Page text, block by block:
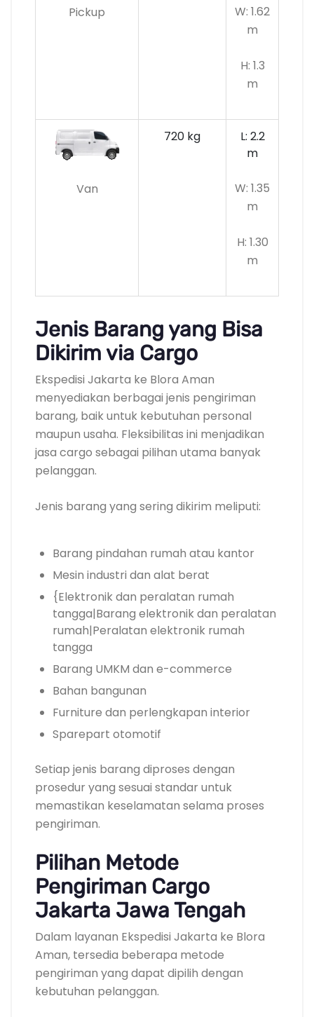
Pickup
W: 1.62
m
H: 1.3
m
Van
720 kg
L: 2.2
m
W: 1.35
m
H: 1.30
m
Jenis Barang yang Bisa
Dikirim via Cargo
Ekspedisi Jakarta ke Blora Aman
menyediakan berbagai jenis pengiriman
barang, baik untuk kebutuhan personal
maupun usaha. Fleksibilitas ini menjadikan
jasa cargo sebagai pilihan utama banyak
pelanggan.
Jenis barang yang sering dikirim meliputi:
Barang pindahan rumah atau kantor
Mesin industri dan alat berat
{Elektronik dan peralatan rumah
tangga|Barang elektronik dan peralatan
rumah|Peralatan elektronik rumah
tangga
Barang UMKM dan e-commerce
Bahan bangunan
Furniture dan perlengkapan interior
Sparepart otomotif
Setiap jenis barang diproses dengan
prosedur yang sesuai standar untuk
memastikan keselamatan selama proses
pengiriman.
Pilihan Metode
Pengiriman Cargo
Jakarta Jawa Tengah
Dalam layanan Ekspedisi Jakarta ke Blora
Aman, tersedia beberapa metode
pengiriman yang dapat dipilih dengan
kebutuhan pelanggan.